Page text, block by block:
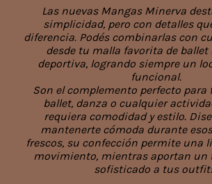
Las nuevas Mangas Minerva d
simplicidad, pero con detalles
diferencia. Podés combinarlas con
desde tu malla favorita de ballet
deportiva, logrando siempre un
funcional.
Son el complemento perfecto para
ballet, danza o cualquier
requiera comodidad y estilo.
mantenerte cómoda durante
frescos, su confección permite una
movimiento, mientras aportan un
sofisticado a tus